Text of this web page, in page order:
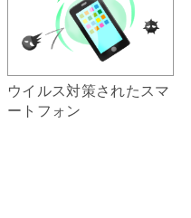
ウイルス対策されたスマ
ートフォン